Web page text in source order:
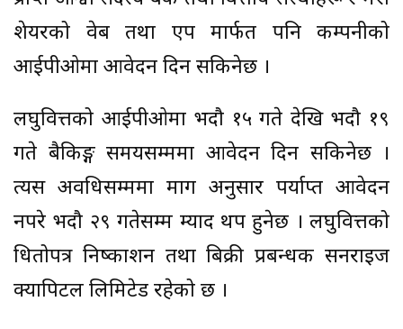
शेयरको वेब तथा एप मार्फत पनि कम्पनीको
आईपीओमा आवेदन दिन सकिनेछ ।
लघुवित्तको आईपीओमा भदौ १५ गते देखि भदौ १९
गते बैकिङ्ग समयसम्ममा आवेदन दिन सकिनेछ ।
त्यस अवधिसम्ममा माग अनुसार पर्याप्त आवेदन
नपरे भदौ २९ गतेसम्म म्याद थप हुनेछ । लघुवित्तको
धितोपत्र निष्काशन तथा बिक्री प्रबन्धक सनराइज
क्यापिटल लिमिटेड रहेको छ ।